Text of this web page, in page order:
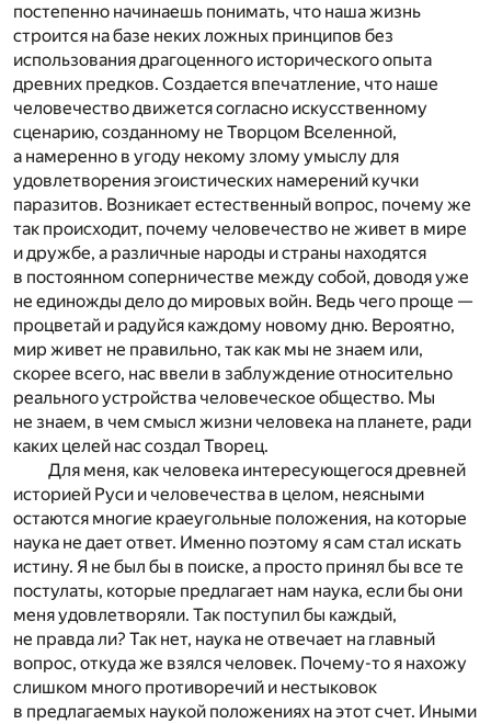
постепенно начинаешь понимать, что наша жизнь
строится на базе неких ложных принципов без
использования драгоценного исторического опыта
древних предков. Создается впечатление, что наше
человечество движется согласно искусственному
сценарию, созданному не Творцом Вселенной,
а намеренно в угоду некому злому умыслу для
удовлетворения эгоистических намерений кучки
паразитов. Возникает естественный вопрос, почему же
так происходит, почему человечество не живет в мире
и дружбе, а различные народы и страны находятся
в постоянном соперничестве между собой, доводя уже
не единожды дело до мировых войн. Ведь чего проще —
процветай и радуйся каждому новому дню. Вероятно,
мир живет не правильно, так как мы не знаем или,
скорее всего, нас ввели в заблуждение относительно
реального устройства человеческое общество. Мы
не знаем, в чем смысл жизни человека на планете, ради
каких целей нас создал Творец.
Для меня, как человека интересующегося древней
историей Руси и человечества в целом, неясными
остаются многие краеугольные положения, на которые
наука не дает ответ. Именно поэтому я сам стал искать
истину. Я не был бы в поиске, а просто принял бы все те
постулаты, которые предлагает нам наука, если бы они
меня удовлетворяли. Так поступил бы каждый,
не правда ли? Так нет, наука не отвечает на главный
вопрос, откуда же взялся человек. Почему-то я нахожу
слишком много противоречий и нестыковок
в предлагаемых наукой положениях на этот счет. Иными